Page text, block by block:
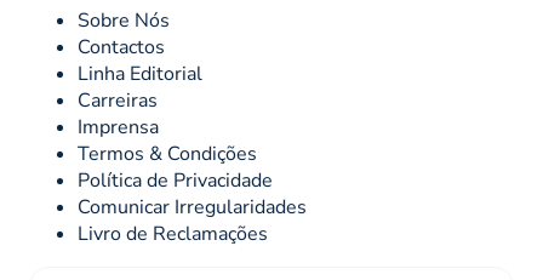
Sobre Nós
Contactos
Linha Editorial
Carreiras
Imprensa
Termos & Condições
Política de Privacidade
Comunicar Irregularidades
Livro de Reclamações